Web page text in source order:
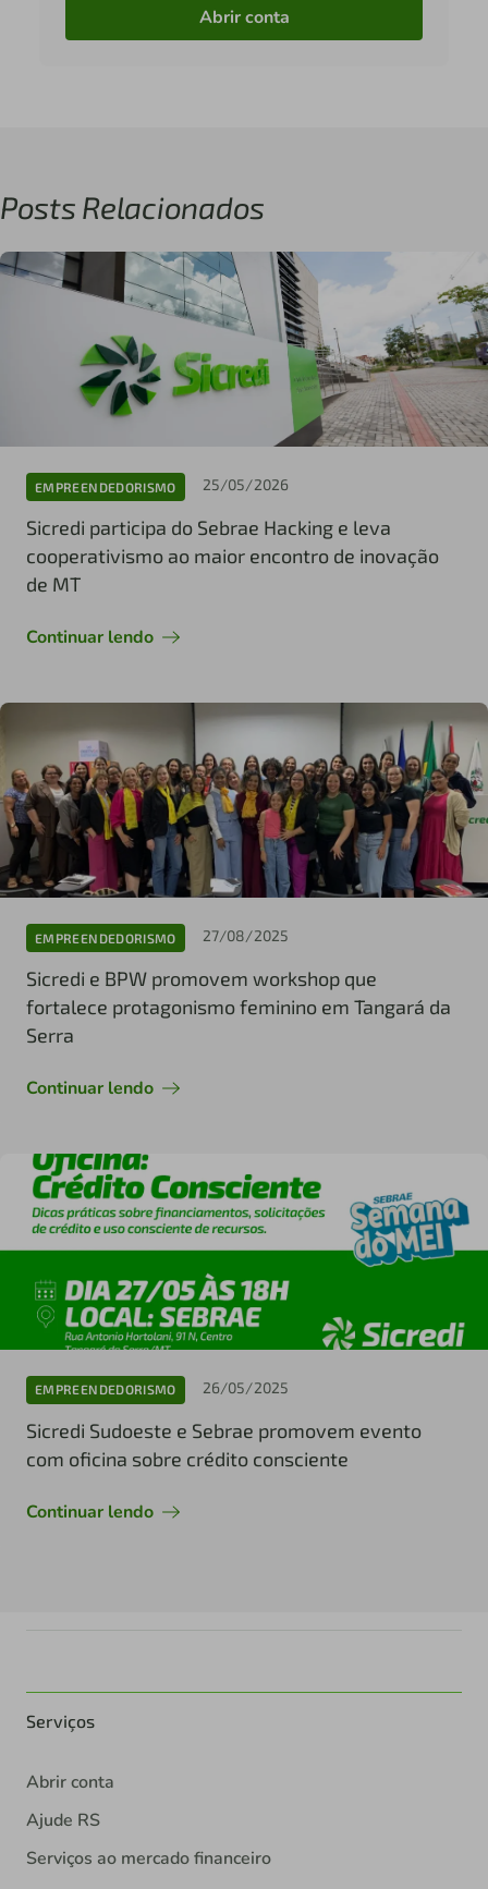
Abrir conta
Posts Relacionados
EMPREENDEDORISMO 25/05/2026
Sicredi participa do Sebrae Hacking e leva
cooperativismo ao maior encontro de inovação
de MT
Continuar lendo
EMPREENDEDORISMO 27/08/2025
Sicredi e BPW promovem workshop que
fortalece protagonismo feminino em Tangará da
Serra
Continuar lendo
EMPREENDEDORISMO 26/05/2025
Sicredi Sudoeste e Sebrae promovem evento
com oficina sobre crédito consciente
Continuar lendo
Serviços
Abrir conta
Ajude RS
Serviços ao mercado financeiro